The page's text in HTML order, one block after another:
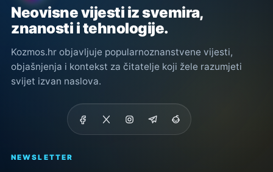
Neovisne vijesti iz svemira,
znanosti i tehnologije.
Kozmos.hr objavljuje popularnoznanstvene vijesti,
objašnjenja i kontekst za čitatelje koji žele razumjeti
svijet izvan naslova.
NEWSLETTER